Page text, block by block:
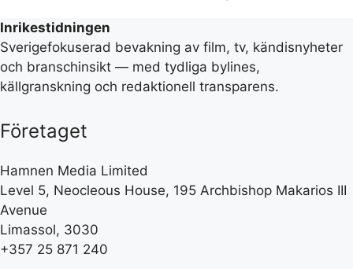
Inrikestidningen
Sverigefokuserad bevakning av film, tv, kändisnyheter
och branschinsikt — med tydliga bylines,
källgranskning och redaktionell transparens.
Företaget
Hamnen Media Limited
Level 5, Neocleous House, 195 Archbishop Makarios III
Avenue
Limassol, 3030
+357 25 871 240